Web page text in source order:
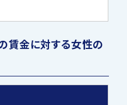
―
賃金に対する女性の